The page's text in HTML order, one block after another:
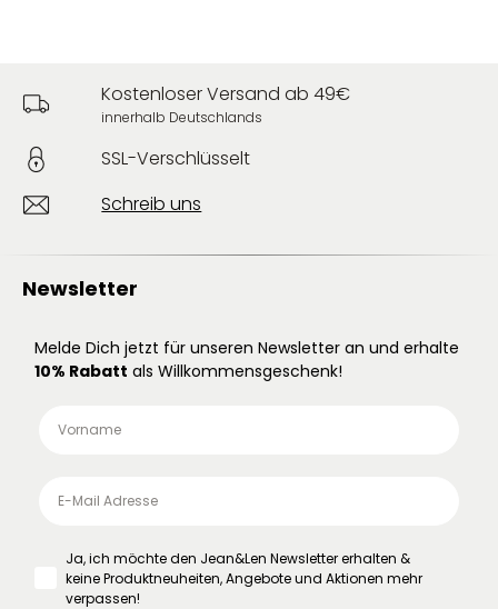
Kostenloser Versand ab 49€
innerhalb Deutschlands
SSL-Verschlüsselt
Schreib uns
Newsletter
Melde Dich jetzt für unseren Newsletter an und erhalte
10% Rabatt als Willkommensgeschenk!
Ja, ich möchte den Jean&Len Newsletter erhalten &
keine Produktneuheiten, Angebote und Aktionen mehr
verpassen!